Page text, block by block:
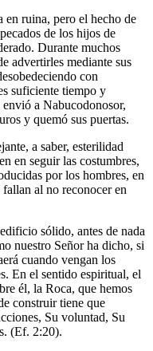
en ruina, pero el hecho de
de los hijos de
Durante muchos
advertirles mediante sus
con
suficiente tiempo y
a Nabucodonosor,
y quemó sus puertas.
a saber, esterilidad
en seguir las costumbres,
por los hombres, en
al no reconocer en
sólido, antes de nada
nuestro Señor ha dicho, si
cuando vengan los
En el sentido espiritual, el
él, la Roca, que hemos
construir tiene que
Su voluntad, Su
(Ef. 2:20).